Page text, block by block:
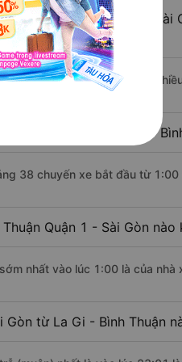
Bình Thuận đi Quận 1 - Sài
từ La Gi - Bình Thuận có
xe khách La Gi -
38 chuyến xe bắt đầu từ
Quận 1 - Sài Gòn nào
nhất vào lúc 1:00 là của nhà
Gòn từ La Gi - Bình Thuận